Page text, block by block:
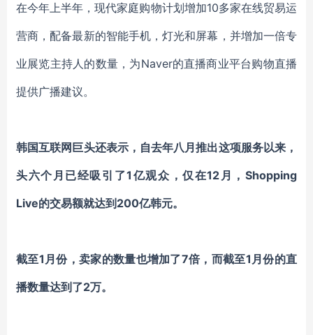
在今年上半年，现代家庭购物计划增加10多家在线贸易运
营商，配备最新的智能手机，灯光和屏幕， 并增加一倍专
业展览主持人的数量 ， 为Naver的直播商业平台购物直播
提供广播建议。
韩国互联网巨头还表示，自去年八月推出这项服务以来 ，
头六个月已经吸引了1亿观众 ，仅在12月，Shopping
Live的交易额就达到200亿韩元。
截至1月份，卖家的数量也增加了7倍，而截至1月份的直
播数量达到了2万。